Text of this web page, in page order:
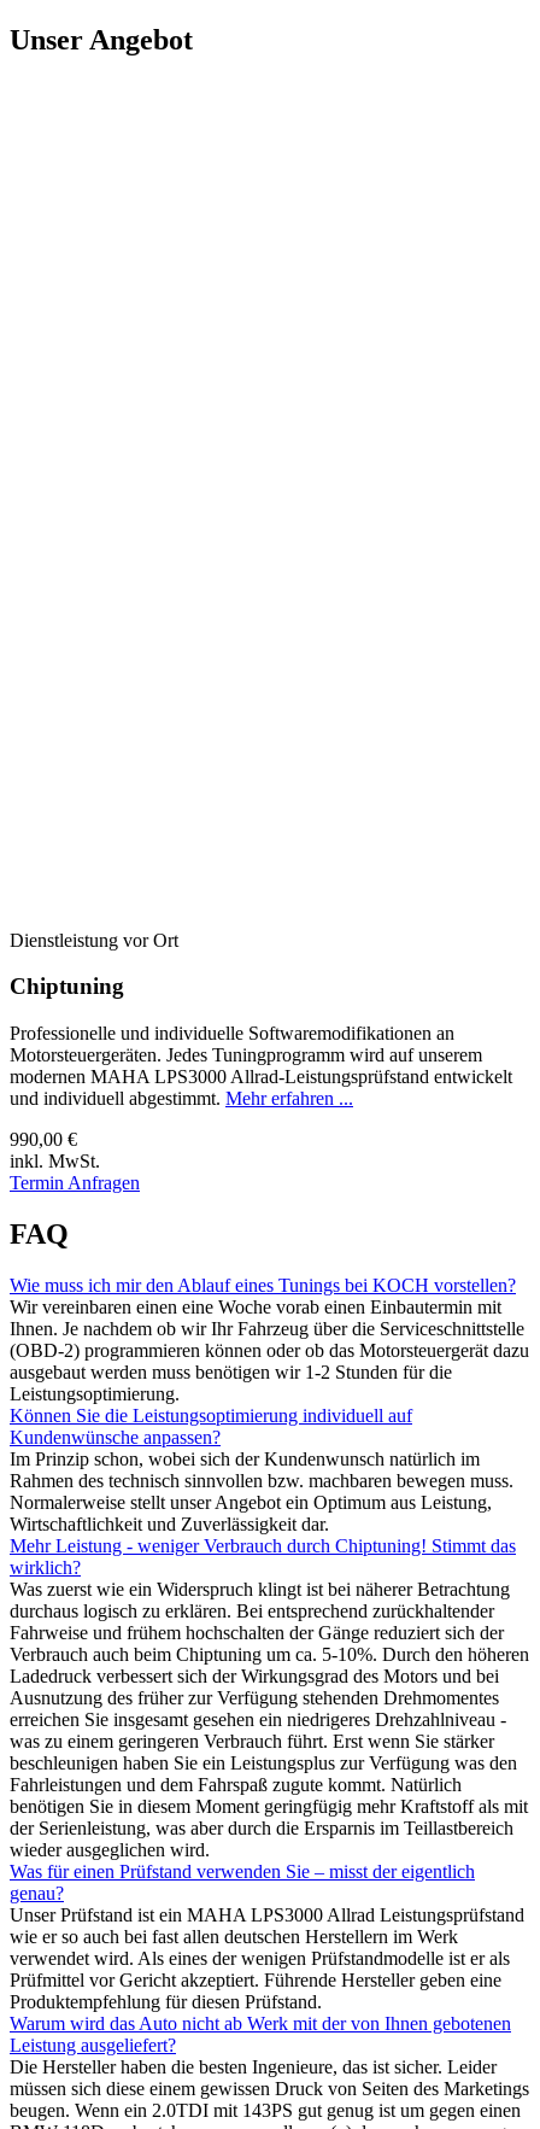
Unser Angebot
Dienstleistung vor Ort
Chiptuning
Professionelle und individuelle Softwaremodifikationen an
Motorsteuergeräten. Jedes Tuningprogramm wird auf unserem
modernen MAHA LPS3000 Allrad-Leistungsprüfstand entwickelt
und individuell abgestimmt. Mehr erfahren ...
990,00 €
inkl. MwSt.
Termin Anfragen
FAQ
Wie muss ich mir den Ablauf eines Tunings bei KOCH vorstellen?
Wir vereinbaren einen eine Woche vorab einen Einbautermin mit
Ihnen. Je nachdem ob wir Ihr Fahrzeug über die Serviceschnittstelle
(OBD-2) programmieren können oder ob das Motorsteuergerät dazu
ausgebaut werden muss benötigen wir 1-2 Stunden für die
Leistungsoptimierung.
Können Sie die Leistungsoptimierung individuell auf
Kundenwünsche anpassen?
Im Prinzip schon, wobei sich der Kundenwunsch natürlich im
Rahmen des technisch sinnvollen bzw. machbaren bewegen muss.
Normalerweise stellt unser Angebot ein Optimum aus Leistung,
Wirtschaftlichkeit und Zuverlässigkeit dar.
Mehr Leistung - weniger Verbrauch durch Chiptuning! Stimmt das
wirklich?
Was zuerst wie ein Widerspruch klingt ist bei näherer Betrachtung
durchaus logisch zu erklären. Bei entsprechend zurückhaltender
Fahrweise und frühem hochschalten der Gänge reduziert sich der
Verbrauch auch beim Chiptuning um ca. 5-10%. Durch den höheren
Ladedruck verbessert sich der Wirkungsgrad des Motors und bei
Ausnutzung des früher zur Verfügung stehenden Drehmomentes
erreichen Sie insgesamt gesehen ein niedrigeres Drehzahlniveau -
was zu einem geringeren Verbrauch führt. Erst wenn Sie stärker
beschleunigen haben Sie ein Leistungsplus zur Verfügung was den
Fahrleistungen und dem Fahrspaß zugute kommt. Natürlich
benötigen Sie in diesem Moment geringfügig mehr Kraftstoff als mit
der Serienleistung, was aber durch die Ersparnis im Teillastbereich
wieder ausgeglichen wird.
Was für einen Prüfstand verwenden Sie – misst der eigentlich
genau?
Unser Prüfstand ist ein MAHA LPS3000 Allrad Leistungsprüfstand
wie er so auch bei fast allen deutschen Herstellern im Werk
verwendet wird. Als eines der wenigen Prüfstandmodelle ist er als
Prüfmittel vor Gericht akzeptiert. Führende Hersteller geben eine
Produktempfehlung für diesen Prüfstand.
Warum wird das Auto nicht ab Werk mit der von Ihnen gebotenen
Leistung ausgeliefert?
Die Hersteller haben die besten Ingenieure, das ist sicher. Leider
müssen sich diese einem gewissen Druck von Seiten des Marketings
beugen. Wenn ein 2.0TDI mit 143PS gut genug ist um gegen einen